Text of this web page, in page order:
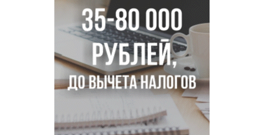
Актриса из Новосибирска Евгения Туркова сыграла мать
в сериале «Малой»